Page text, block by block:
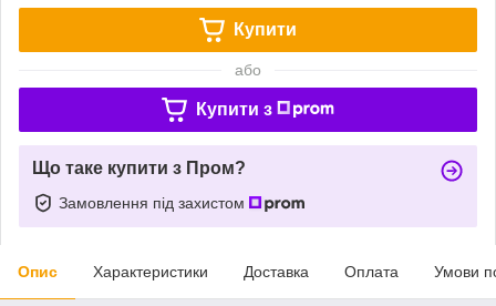
Купити
або
Купити з
Що таке купити з Пром?
Замовлення під захистом
Опис Характеристики Доставка Оплата Умови